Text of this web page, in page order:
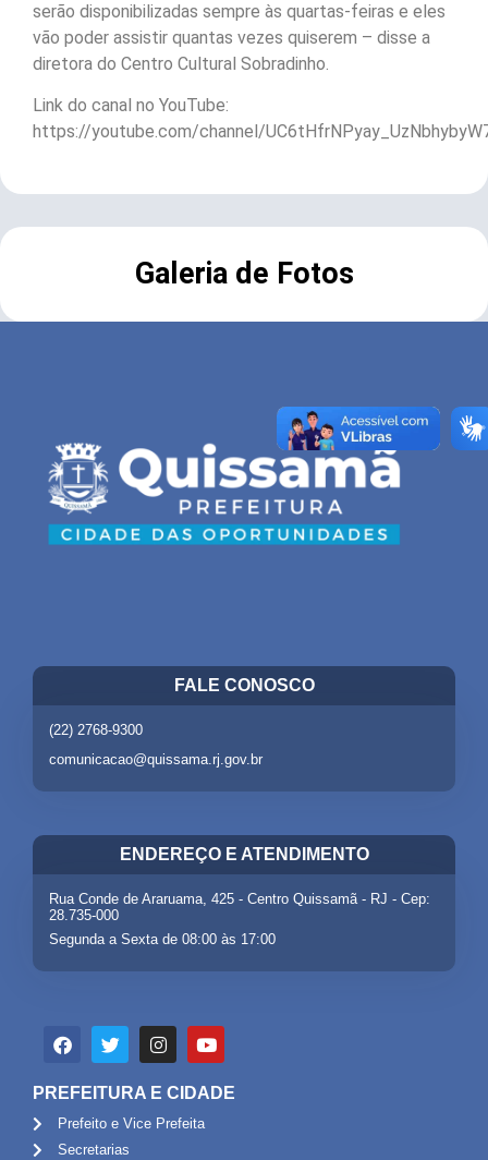
serão disponibilizadas sempre às quartas-feiras e eles
vão poder assistir quantas vezes quiserem – disse a
diretora do Centro Cultural Sobradinho.
Link do canal no YouTube:
https://youtube.com/channel/
Galeria de Fotos
FALE CONOSCO
(22) 2768-9300
comunicacao@quissama.rj.gov.br
ENDEREÇO E ATENDIMENTO
Rua Conde de Araruama, 425 - Centro Quissamã - RJ - Cep:
28.735-000
Segunda a Sexta de 08:00 às 17:00
PREFEITURA E CIDADE
Prefeito e Vice Prefeita
Secretarias